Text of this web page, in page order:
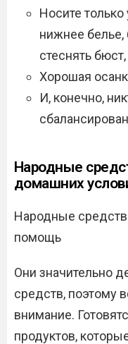
Носите
нижнее белье,
стеснять
Хорошая
И, конечно,
Народные
домашних
Народные
помощь
Они значительно
средств, поэтому
внимание.
продуктов,